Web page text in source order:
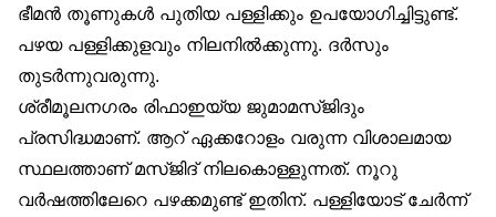
ഭീമൻ തൂണുകൾ പുതിയ പള്ളിക്കും ഉപയോഗിച്ചിട്ടുണ്ട്.
പഴയ പള്ളിക്കുളവും നിലനിൽക്കുന്നു. ദർസും
തുടർന്നുവരുന്നു.
ശ്രീമൂലനഗരം രിഫാഇയ്യ ജുമാമസ്ജിദും
പ്രസിദ്ധമാണ്. ആറ് ഏക്കറോളം വരുന്ന വിശാലമായ
സ്ഥലത്താണ് മസ്ജിദ് നിലകൊള്ളുന്നത്. നൂറു
വർഷത്തിലേറെ പഴക്കമുണ്ട് ഇതിന്. പള്ളിയോട് ചേർന്ന്